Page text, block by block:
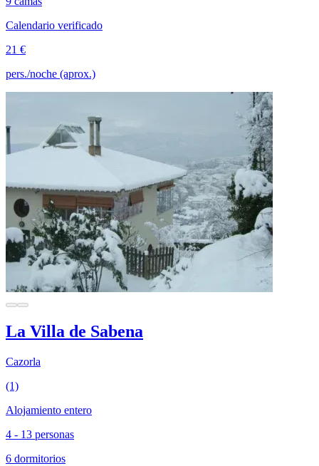
Calendario verificado
21 €
pers./noche (aprox.)
La Villa de Sabena
Cazorla
(1)
Alojamiento entero
4 - 13 personas
6 dormitorios